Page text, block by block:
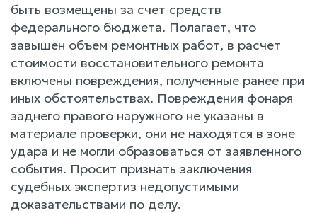
быть возмещены за счет средств
федерального бюджета. Полагает, что
завышен объем ремонтных работ, в расчет
стоимости восстановительного ремонта
включены повреждения, полученные ранее при
иных обстоятельствах. Повреждения фонаря
заднего правого наружного не указаны в
материале проверки, они не находятся в зоне
удара и не могли образоваться от заявленного
события. Просит признать заключения
судебных экспертиз недопустимыми
доказательствами по делу.